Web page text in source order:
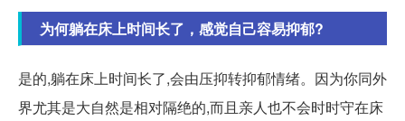
为何躺在床上时间长了，感觉自己容易抑郁?
是的,躺在床上时间长了,会由压抑转抑郁情绪。因为你同外
界尤其是大自然是相对隔绝的,而且亲人也不会时时守在床